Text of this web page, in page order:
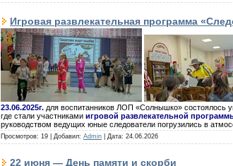
Игровая развлекательная программа
23.06.2025г. для воспитанников ЛОП «Солнышко» состоялось
где стали участниками игровой развлекательной
руководством ведущих юные следователи погрузились в
Просмотров: 19 | Добавил: Admin | Дата: 24.06.2026
22 июня — День памяти и скорби